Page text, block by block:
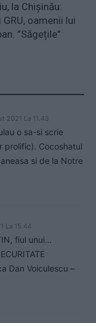
la Chișinău:
oamenii lui
”Săgețile”
2021 La 11.43
o sa-si scrie
prolific). Cocoshatul
si de la Notre
La 15.44
fiul unui…
Dan Voiculescu –